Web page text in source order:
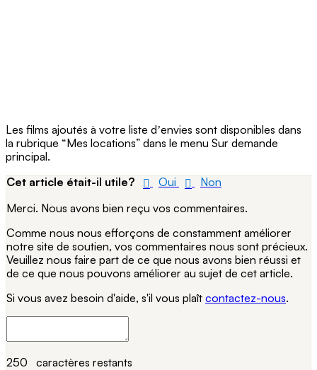
Les films ajoutés à votre liste dʼenvies sont disponibles dans
la rubrique “Mes locations” dans le menu Sur demande
principal.
Cet article était-il utile?
Oui
Non
Merci. Nous avons bien reçu vos commentaires.
Comme nous nous efforçons de constamment améliorer
notre site de soutien, vos commentaires nous sont précieux.
Veuillez nous faire part de ce que nous avons bien réussi et
de ce que nous pouvons améliorer au sujet de cet article.
Si vous avez besoin d'aide, s'il vous plaît contactez-nous.
250 caractères restants